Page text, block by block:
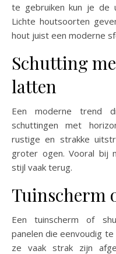
te gebruiken kun je de
Lichte houtsoorten
hout juist een moderne
Schutting
latten
Een moderne trend
schuttingen met
rustige en strakke
groter ogen. Vooral bij
stijl vaak terug.
Tuinscherm
Een tuinscherm of
panelen die eenvoudig
ze vaak strak zijn